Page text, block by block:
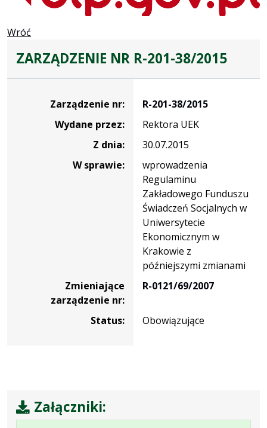
Wróć
ZARZĄDZENIE NR R-201-38/2015
Zarządzenie nr:
R-201-38/2015
Wydane przez:
Rektora UEK
Z dnia:
30.07.2015
W sprawie:
wprowadzenia
Regulaminu
Zakładowego Funduszu
Świadczeń Socjalnych w
Uniwersytecie
Ekonomicznym w
Krakowie z
późniejszymi zmianami
Zmieniające
zarządzenie nr:
R-0121/69/2007
Status: Obowiązujące
Załączniki: